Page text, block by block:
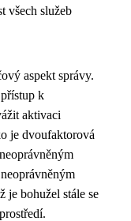
všech služeb
aspekt správy.
k
aktivaci
je dvoufaktorová
je bohužel stále se